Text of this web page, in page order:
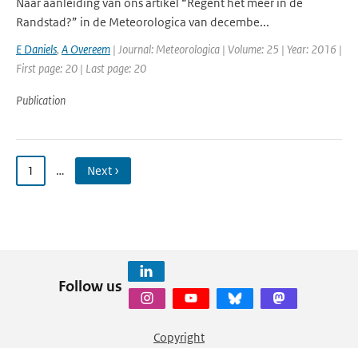
Randstad?” in de Meteorologica van decembe...
E Daniels, A Overeem | Journal: Meteorologica | Volume: 25 | Year: 2016 |
First page: 20 | Last page: 20
Publication
1 … Next ›
Follow us
Copyright